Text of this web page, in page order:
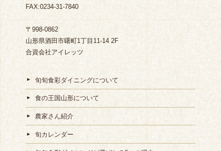
FAX:0234-31-7840
〒998-0862
山形県酒田市曙町1丁目11-14 2F
合資会社アイレッツ
旬旬食彩ダイニングについて
食の王国山形について
農家さん紹介
旬カレンダー